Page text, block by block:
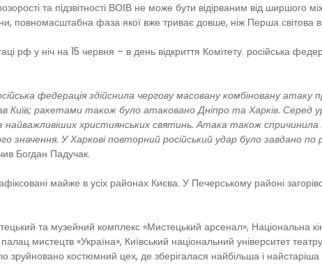
та підзвітності ВОІВ не може бути відірваним від ширшого
повномасштабна фаза якої вже триває довше, ніж Перша світова
рф у ніч на 15 червня – в день відкриття Комітету. російська
федерація здійснила чергову масовану комбіновану атаку
Київ; ракетами також було атаковано Дніпро та Харків. Серед
християнських святинь. Атака також
У Харкові повторний російський удар було завдано по
Богдан Падучак.
майже в усіх районах Києва. У Печерському районі
та музейний комплекс «Мистецький арсенал», Національна
мистецтв «Україна», Київський національний університет
зруйновано костюмний цех, де зберігалася найбільша і